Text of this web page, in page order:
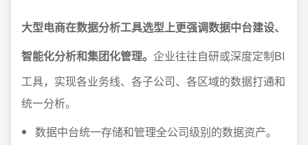
大型电商在数据分析工具选型上更强调数据中台建设、
智能化分析和集团化管理。 企业往往自研或深度定制BI
工具，实现各业务线、各子公司、各区域的数据打通和
统一分析。
数据中台统一存储和管理全公司级别的数据资产。